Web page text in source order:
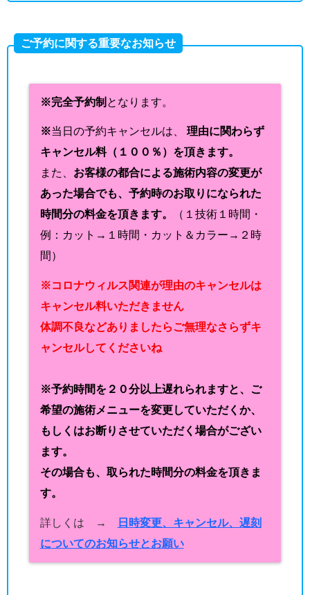
ご予約に関する重要なお知らせ
※完全予約制 となります。
※当日の予約キャンセルは、 理由に関わらず
キャンセル料（１００％）を頂きます。
また、 お客様の都合による施術内容の変更が
あった場合でも、予約時のお取りになられた
時間分の料金を頂きます。
（１技術１時間・
例：カット→１時間・カット＆カラー→２時
間）
※コロナウィルス関連が理由のキャンセルは
キャンセル料いただきません
体調不良などありましたらご無理なさらずキ
ャンセルしてくださいね
※予約時間を２０分以上遅れられますと、ご
希望の施術メニューを変更していただくか、
もしくはお断りさせていただく場合がござい
ます。
その場合も、取られた時間分の料金を頂きま
す。
詳しくは →
日時変更、キャンセル、遅刻
についてのお知らせとお願い